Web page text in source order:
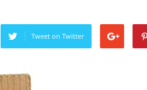
Tweet on Twitter